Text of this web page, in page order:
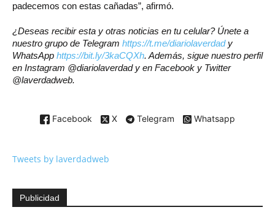
padecemos con estas cañadas”, afirmó.
¿Deseas recibir esta y otras noticias en tu celular? Únete a
nuestro grupo de Telegram https://t.me/diariolaverdady
WhatsApp https://bit.ly/3kaCQXh. Además, sigue nuestro perfil
en Instagram @diariolaverdad y en Facebook y Twitter
@laverdadweb.
Facebook X Telegram Whatsapp
Tweets by laverdadweb
Publicidad